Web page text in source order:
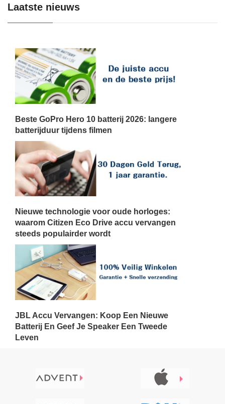
Laatste nieuws
Beste GoPro Hero 10 batterij 2026: langere
batterijduur tijdens filmen
Nieuwe technologie voor oude horloges:
waarom Citizen Eco Drive accu vervangen
steeds populairder wordt
JBL Accu Vervangen: Koop Een Nieuwe
Batterij En Geef Je Speaker Een Tweede
Leven